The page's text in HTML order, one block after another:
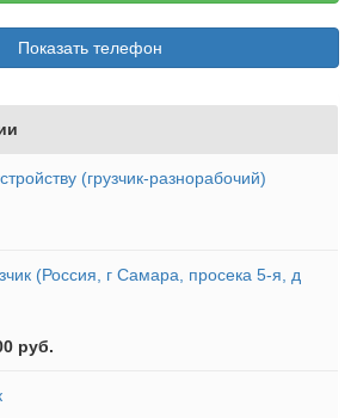
Показать телефон
(грузчик-разнорабочий)
(Россия, г Самара, просека 5-я, д
руб.